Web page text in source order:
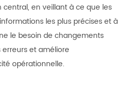
en veillant à ce que les
les plus précises et à
le besoin de changements
et améliore
opérationnelle.